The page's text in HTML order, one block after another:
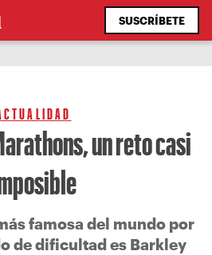
SUSCRÍBETE
un reto casi
famosa del mundo por
de dificultad es Barkley